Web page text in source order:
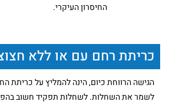
החיסרון העיקרי.
כריתת רחם עם או ללא
הגישה הרווחת כיום, הינה להמליץ על כריתת
לשמר את השחלות. לשחלות תפקיד חשוב